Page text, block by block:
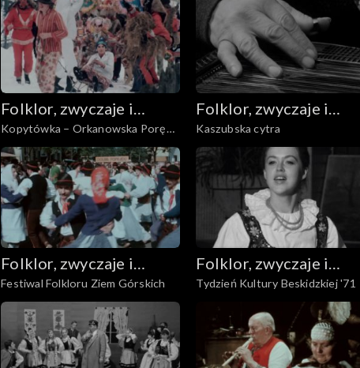
Folklor, zwyczaje i
sztuka ludowa
Kopytówka – Orkanowska Poręba
– Mszana Dolna
Folklor, zwyczaje i
sztuka ludowa
Kaszubska cytra
Folklor, zwyczaje i
sztuka ludowa
Festiwal Folkloru Ziem Górskich
Folklor, zwyczaje i
sztuka ludowa
Tydzień Kultury Beskidzkiej '71